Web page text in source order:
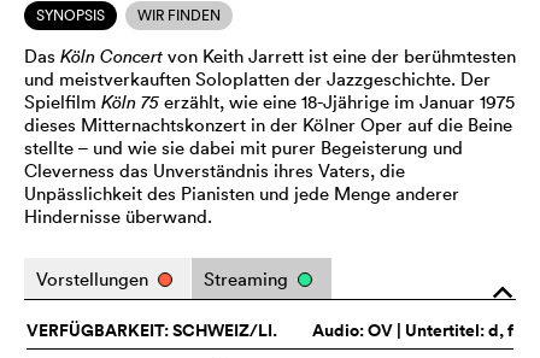
SYNOPSIS WIR FINDEN
Das Köln Concert von Keith Jarrett ist eine der berühmtesten
und meistverkauften Soloplatten der Jazzgeschichte. Der
Spielfilm Köln 75 erzählt, wie eine 18-Jjährige im Januar 1975
dieses Mitternachtskonzert in der Kölner Oper auf die Beine
stellte – und wie sie dabei mit purer Begeisterung und
Cleverness das Unverständnis ihres Vaters, die
Unpässlichkeit des Pianisten und jede Menge anderer
Hindernisse überwand.
o
Vorstellungen Streaming
Audio:OV | Untertitel: d, f
VERFÜGBARKEIT: SCHWEIZ/LI.